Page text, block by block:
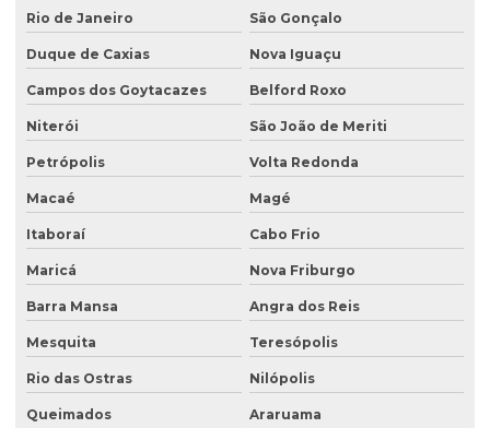
Análise de potabilidade da água
Análise química do solo
Análise de sólidos em efluentes
Análise de solo amostragem
Análise de solo completa
Análise de solo para construção
Análise de solo contaminado
Análise de solo física
Análise de solo fósforo
Análise de solo laboratório
Rio de Janeiro São Gonçalo
Duque de Caxias Nova Iguaçu
Campos dos Goytacazes Belford Roxo
Niterói São João de Meriti
Petrópolis Volta Redonda
Macaé Magé
Itaboraí Cabo Frio
Maricá Nova Friburgo
Barra Mansa Angra dos Reis
Mesquita Teresópolis
Rio das Ostras Nilópolis
Queimados Araruama